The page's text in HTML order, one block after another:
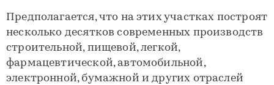
Предполагается, что на этих участках построят
несколько десятков современных производств
строительной, пищевой, легкой,
фармацевтической, автомобильной,
электронной, бумажной и других отраслей